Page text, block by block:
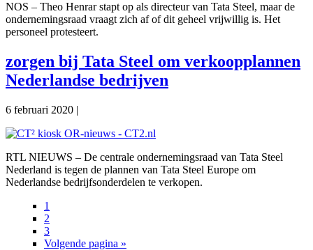
NOS – Theo Henrar stapt op als directeur van Tata Steel, maar de
ondernemingsraad vraagt zich af of dit geheel vrijwillig is. Het
personeel protesteert.
zorgen bij Tata Steel om verkoopplannen
Nederlandse bedrijven
6 februari 2020 |
RTL NIEUWS – De centrale ondernemingsraad van Tata Steel
Nederland is tegen de plannen van Tata Steel Europe om
Nederlandse bedrijfsonderdelen te verkopen.
Pagina
1
Pagina
2
Pagina
3
Ga
Volgende pagina »